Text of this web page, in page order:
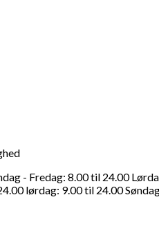
- Fredag: 8.00 til 24.00
lørdag: 9.00 til 24.00